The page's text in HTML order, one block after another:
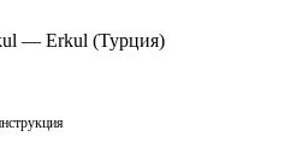
— Erkul (Турция)